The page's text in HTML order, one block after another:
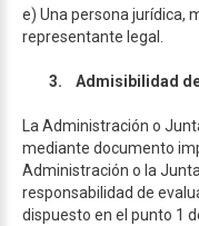
e) Una persona jurídica,
representante legal.
3. Admisibilidad
La Administración o
mediante documento
Administración o la
responsabilidad de
dispuesto en el punto 1